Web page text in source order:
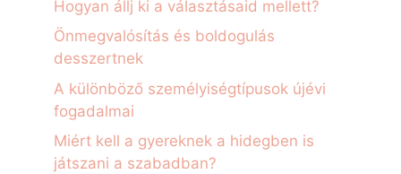
Hogyan állj ki a választásaid mellett?
Önmegvalósítás és boldogulás
desszertnek
A különböző személyiségtípusok újévi
fogadalmai
Miért kell a gyereknek a hidegben is
játszani a szabadban?